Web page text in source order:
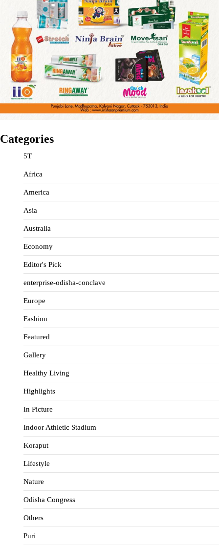
Categories
5T
Africa
America
Asia
Australia
Economy
Editor's Pick
enterprise-odisha-conclave
Europe
Fashion
Featured
Gallery
Healthy Living
Highlights
In Picture
Indoor Athletic Stadium
Koraput
Lifestyle
Nature
Odisha Congress
Others
Puri